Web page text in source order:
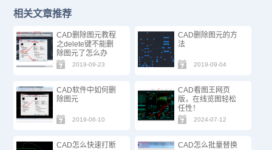
相关文章推荐
CAD删除图元教程
之delete键不能删
除图元了怎么办
2019-09-23
CAD删除图元的方
法
2019-09-04
CAD软件中如何删
除图元
2019-06-10
CAD看图王网页
版，在线览图轻松
任性！
2024-07-12
CAD怎么快速打断
CAD怎么批量替换